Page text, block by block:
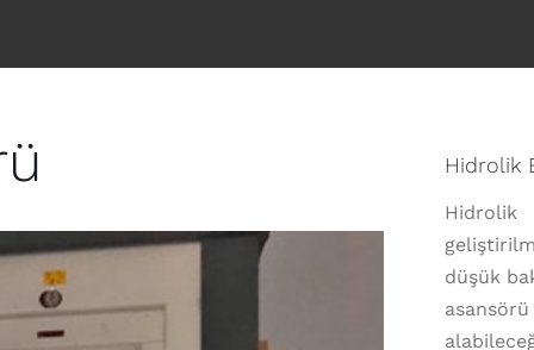
Hidrolik
Hidrolik
düşük